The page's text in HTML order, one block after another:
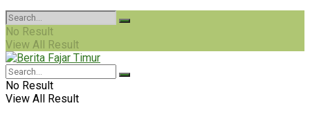
No Result
View All Result
No Result
View All Result